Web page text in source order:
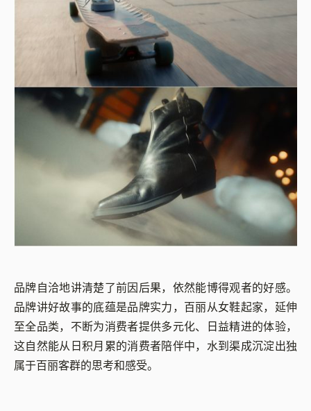
品牌自洽地讲清楚了前因后果，依然能博得观者的好感。
品牌讲好故事的底蕴是品牌实力，百丽从女鞋起家，延伸
至全品类，不断为消费者提供多元化、日益精进的体验，
这自然能从日积月累的消费者陪伴中，水到渠成沉淀出独
属于百丽客群的思考和感受。